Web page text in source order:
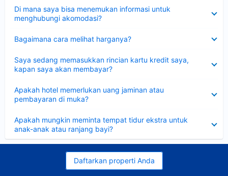
Di mana saya bisa menemukan informasi untuk
menghubungi akomodasi?
Bagaimana cara melihat harganya?
Saya sedang memasukkan rincian kartu kredit saya,
kapan saya akan membayar?
Apakah hotel memerlukan uang jaminan atau
pembayaran di muka?
Apakah mungkin meminta tempat tidur ekstra untuk
anak-anak atau ranjang bayi?
Daftarkan properti Anda